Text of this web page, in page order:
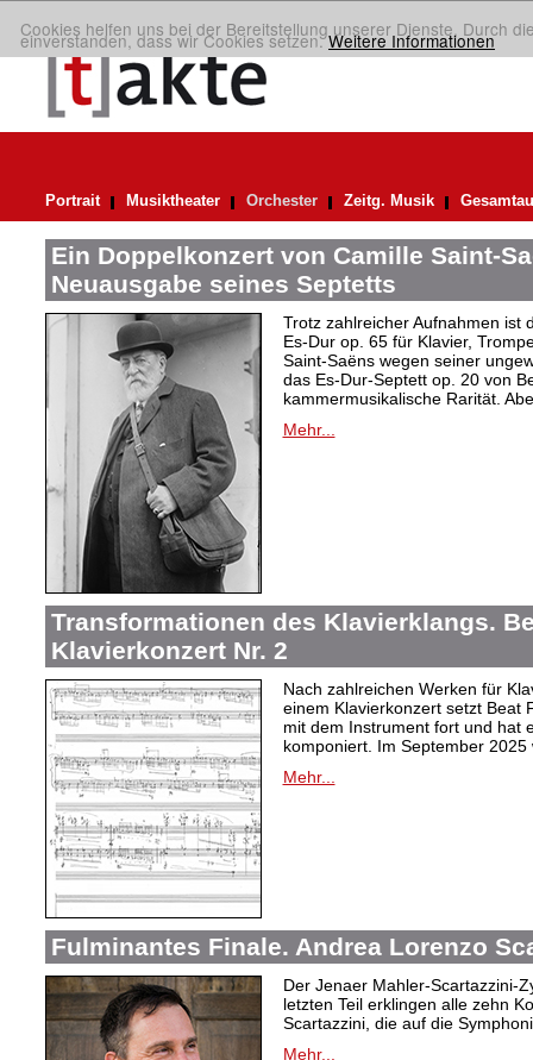
Cookies helfen uns bei der Bereitstellung unserer Dienste. Durch
einverstanden, dass wir Cookies setzen.Weitere Informationen
Portrait Musiktheater Orchester Zeitg. Musik
Ein Doppelkonzert von Camille Saint-
Neuausgabe seines Septetts
Trotz zahlreicher Aufnahmen ist
Es-Dur op. 65 für Klavier,
Saint-Saëns wegen seiner
das Es-Dur-Septett op. 20 von
kammermusikalische Rarität.
Mehr...
Transformationen des Klavierklangs.
Klavierkonzert Nr. 2
Nach zahlreichen Werken für
einem Klavierkonzert setzt Beat
mit dem Instrument fort und hat
komponiert. Im September
Mehr...
Fulminantes Finale. Andrea Lorenzo
Der Jenaer Mahler-Scartazzini-
letzten Teil erklingen alle zehn
Scartazzini, die auf die
Mehr...